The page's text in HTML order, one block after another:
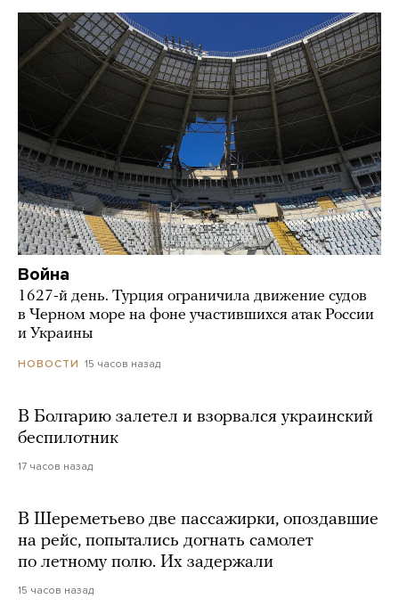
Война
1627-й день. Турция ограничила движение судов
в Черном море на фоне участившихся атак России
и Украины
НОВОСТИ 15 часов назад
В Болгарию залетел и взорвался украинский
беспилотник
17 часов назад
В Шереметьево две пассажирки, опоздавшие
на рейс, попытались догнать самолет
по летному полю. Их задержали
15 часов назад